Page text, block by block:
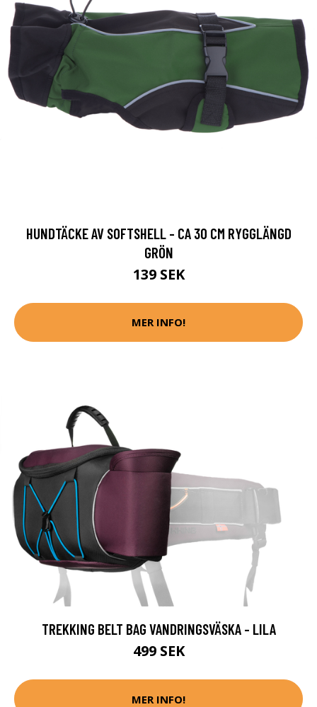
HUNDTÄCKE AV SOFTSHELL - CA 30 CM RYGGLÄNGD
GRÖN
139 SEK
MER INFO!
TREKKING BELT BAG VANDRINGSVÄSKA - LILA
499 SEK
MER INFO!